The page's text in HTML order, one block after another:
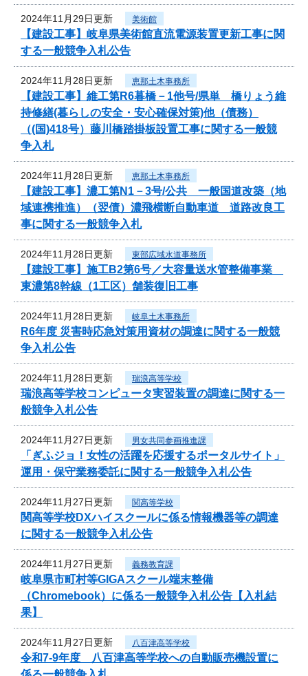
2024年11月29日更新 美術館
【建設工事】岐阜県美術館直流電源装置更新工事に関
する一般競争入札公告
2024年11月28日更新 恵那土木事務所
【建設工事】維工第R6暮橋－1他号/県単 橋りょう維
持修繕(暮らしの安全・安心確保対策)他（債務）
（(国)418号）藤川橋踏掛板設置工事に関する一般競
争入札
2024年11月28日更新 恵那土木事務所
【建設工事】濃工第N1－3号/公共 一般国道改築（地
域連携推進）（翌債）濃飛横断自動車道 道路改良工
事に関する一般競争入札
2024年11月28日更新 東部広域水道事務所
【建設工事】施工B2第6号／大容量送水管整備事業
東濃第8幹線（1工区）舗装復旧工事
2024年11月28日更新 岐阜土木事務所
R6年度 災害時応急対策用資材の調達に関する一般競
争入札公告
2024年11月28日更新 瑞浪高等学校
瑞浪高等学校コンピュータ実習装置の調達に関する一
般競争入札公告
2024年11月27日更新 男女共同参画推進課
「ぎふジョ！女性の活躍を応援するポータルサイト」
運用・保守業務委託に関する一般競争入札公告
2024年11月27日更新 関高等学校
関高等学校DXハイスクールに係る情報機器等の調達
に関する一般競争入札公告
2024年11月27日更新 義務教育課
岐阜県市町村等GIGAスクール端末整備
（Chromebook）に係る一般競争入札公告【入札結
果】
2024年11月27日更新 八百津高等学校
令和7-9年度 八百津高等学校への自動販売機設置に